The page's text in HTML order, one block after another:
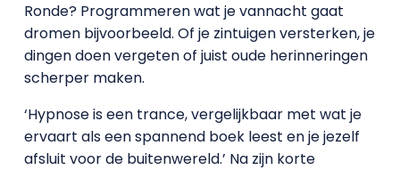
Ronde? Programmeren wat je vannacht gaat
dromen bijvoorbeeld. Of je zintuigen versterken, je
dingen doen vergeten of juist oude herinneringen
scherper maken.
‘Hypnose is een trance, vergelijkbaar met wat je
ervaart als een spannend boek leest en je jezelf
afsluit voor de buitenwereld.’ Na zijn korte